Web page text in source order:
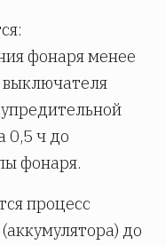
фонаря менее
выключателя
0,5 ч до
фонаря.
процесс
до